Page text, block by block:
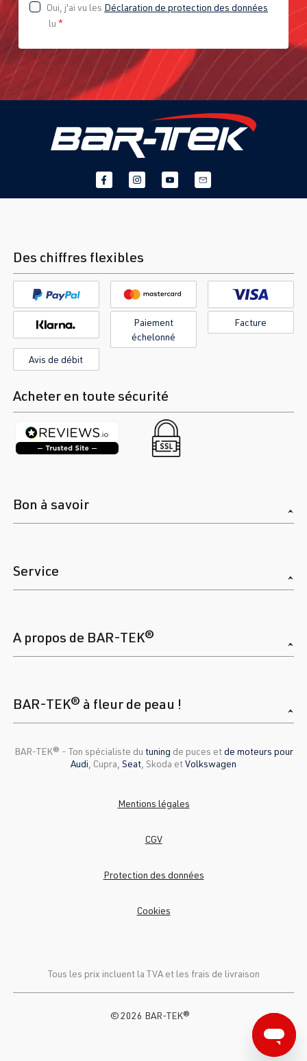
Oui, j'ai vu les Déclaration de protection des données
lu *
Des chiffres flexibles
Paiement
échelonné
Facture
Avis de débit
Acheter en toute sécurité
Bon à savoir
Service
A propos de BAR-TEK®
BAR-TEK® à fleur de peau !
BAR-TEK®️ - Ton spécialiste du tuning de puces etde moteurs pour
Audi , Cupra, Seat , Skoda etVolkswagen
Tous les prix incluent la TVA et les frais de livraison
Mentions légales
CGV
Protection des données
Cookies
© 2026 BAR-TEK®